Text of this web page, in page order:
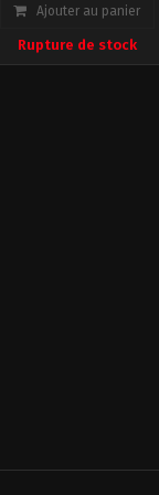
Ajouter au panier
Rupture de stock